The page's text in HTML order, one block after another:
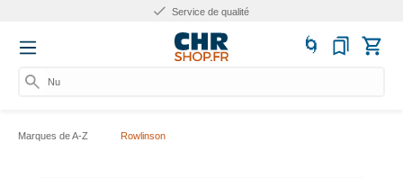
Service de qualité
Num
Marques de A-Z Rowlinson